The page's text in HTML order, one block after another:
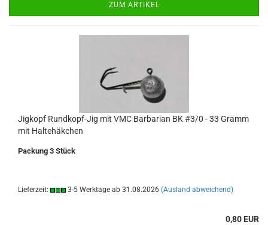
ZUM ARTIKEL
Jigkopf Rundkopf-Jig mit VMC Barbarian BK #3/0 - 33 Gramm
mit Haltehäkchen
Packung 3 Stück
Lieferzeit: 3-5 Werktage ab 31.08.2026 (Ausland abweichend)
0,80 EUR